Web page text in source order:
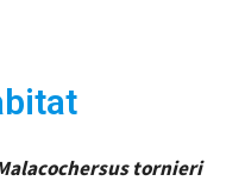
tornieri